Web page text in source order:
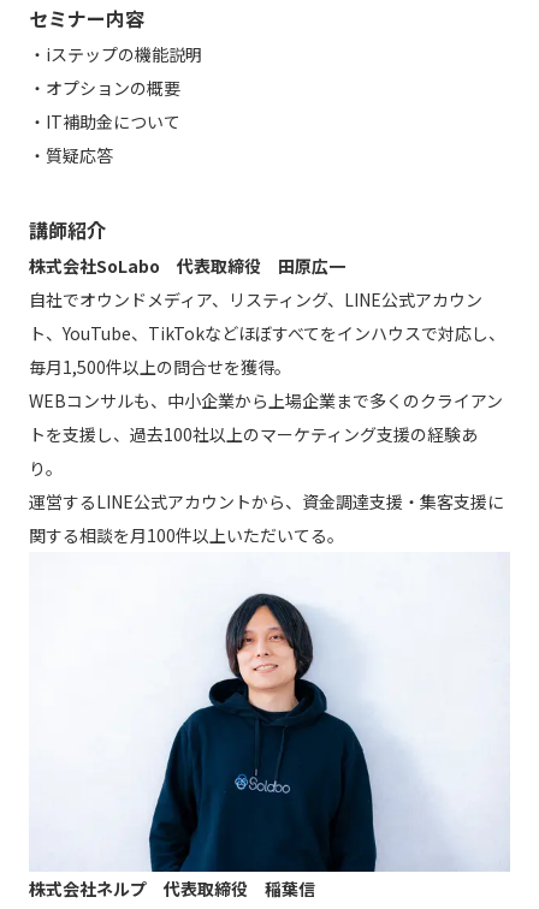
セミナー内容
・iステップの機能説明
・オプションの概要
・IT補助金について
・質疑応答
講師紹介
株式会社SoLabo 代表取締役 田原広一
自社でオウンドメディア、リスティング、LINE公式アカウン
ト、YouTube、TikTokなどほぼすべてをインハウスで対応し、
毎月1,500件以上の問合せを獲得。
WEBコンサルも、中小企業から上場企業まで多くのクライアン
トを支援し、過去100社以上のマーケティング支援の経験あ
り。
運営するLINE公式アカウントから、資金調達支援・集客支援に
関する相談を月100件以上いただいてる。
株式会社ネルプ 代表取締役 稲葉信